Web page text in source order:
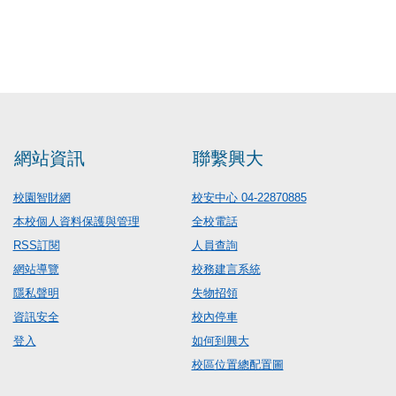
網站資訊
校園智財網
本校個人資料保護與管理
RSS訂閱
網站導覽
隱私聲明
資訊安全
登入
聯繫興大
校安中心 04-22870885
全校電話
人員查詢
校務建言系統
失物招領
校內停車
如何到興大
校區位置總配置圖